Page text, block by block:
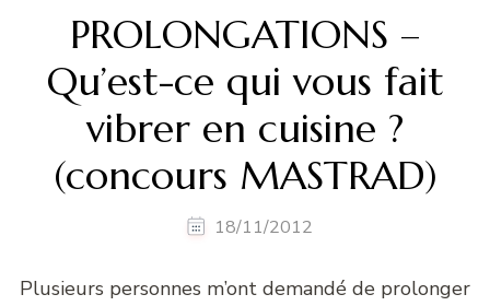
PROLONGATIONS –
Qu’est-ce qui vous fait
vibrer en cuisine ?
(concours MASTRAD)
18/11/2012
Plusieurs personnes m’ont demandé de prolonger